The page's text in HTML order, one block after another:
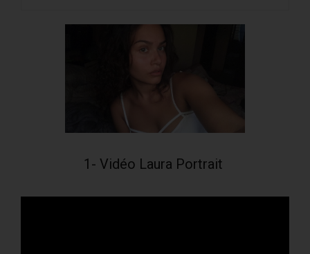
1- Vidéo Laura Portrait